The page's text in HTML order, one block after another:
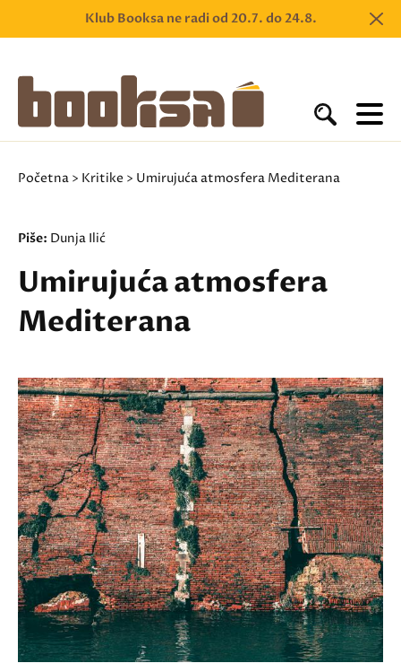
Klub Booksa ne radi od 20.7. do 24.8.
Početna > Kritike > Umirujuća atmosfera Mediterana
Piše: Dunja Ilić
Umirujuća atmosfera
Mediterana